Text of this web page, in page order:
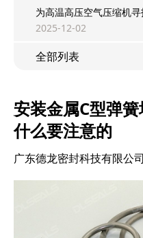
为高温高压空气压缩机
2025-12-02
全部列表
安装金属C型弹
什么要注意的
广东德龙密封科技有限公司